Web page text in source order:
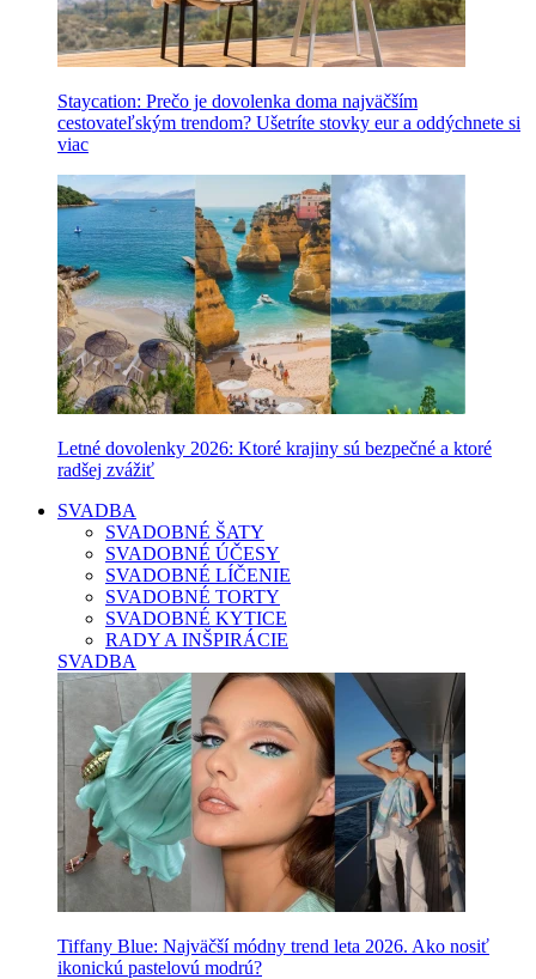
Staycation: Prečo je dovolenka doma najväčším
cestovateľským trendom? Ušetríte stovky eur a oddýchnete si
viac
Letné dovolenky 2026: Ktoré krajiny sú bezpečné a ktoré
radšej zvážiť
SVADBA
SVADOBNÉ ŠATY
SVADOBNÉ ÚČESY
SVADOBNÉ LÍČENIE
SVADOBNÉ TORTY
SVADOBNÉ KYTICE
RADY A INŠPIRÁCIE
SVADBA
Tiffany Blue: Najväčší módny trend leta 2026. Ako nosiť
ikonickú pastelovú modrú?